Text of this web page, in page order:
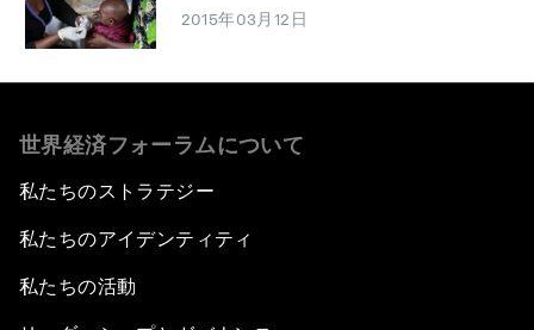
2015年03月12日
世界経済フォーラムについて
私たちのストラテジー
私たちのアイデンティティ
私たちの活動